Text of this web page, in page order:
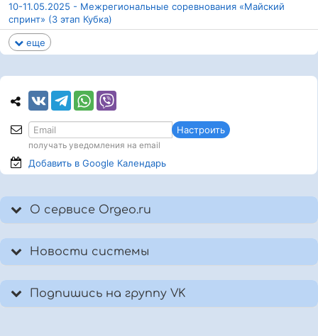
10-11.05.2025 - Межрегиональные соревнования «Майский
спринт» (3 этап Кубка)
еще
Настроить
получать уведомления на email
Добавить в Google Календарь
О сервисе Orgeo.ru
Новости системы
Подпишись на группу VK